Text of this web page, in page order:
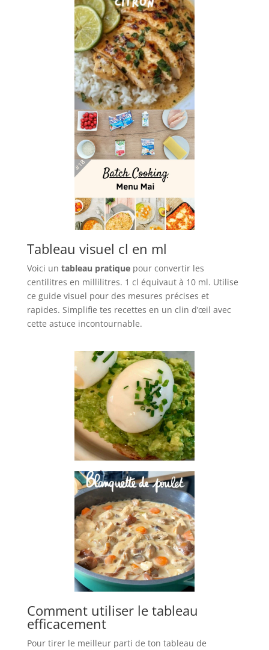
Tableau visuel cl en ml
Voici un tableau pratiquepour convertir les
centilitres en millilitres. 1 cl équivaut à 10 ml. Utilise
ce guide visuel pour des mesures précises et
rapides. Simplifie tes recettes en un clin d’œil avec
cette astuce incontournable.
Comment utiliser le tableau
efficacement
Pour tirer le meilleur parti de ton tableau de